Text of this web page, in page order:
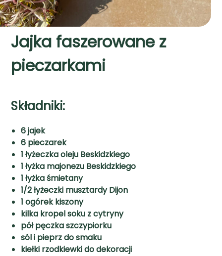
Jajka faszerowane z
pieczarkami
Składniki:
6 jajek
6 pieczarek
1 łyżeczka oleju Beskidzkiego
1 łyżka majonezu Beskidzkiego
1 łyżka śmietany
1/2 łyżeczki musztardy Dijon
1 ogórek kiszony
kilka kropel soku z cytryny
pół pęczka szczypiorku
sól i pieprz do smaku
kiełki rzodkiewki do dekoracji